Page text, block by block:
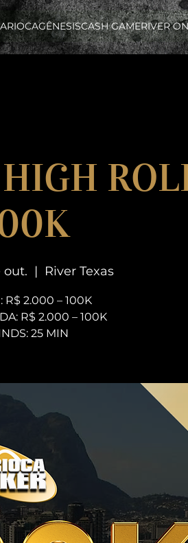
GÊNESISCASH GAMERIVER
out.
  |
River Texas
R$ 2.000 – 100K
R$ 2.000 – 100K
25 MIN